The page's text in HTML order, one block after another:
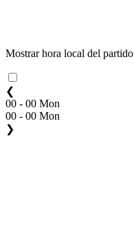
Mostrar hora local del partido
❮
00 - 00 Mon
00 - 00 Mon
❯